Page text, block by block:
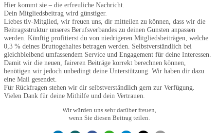
Hier kommt sie – die erfreuliche Nachricht.
Dein Mitgliedsbeitrag wird günstiger.
Liebes tlv-Mitglied, wir freuen uns, dir mitteilen zu können, dass wir die
Beitragsstruktur unseres Berufsverbandes zu deinen Gunsten anpassen
werden. Künftig profitierst du von niedrigeren Mitgliedsbeiträgen, welche
0,3 % deines Bruttogehaltes betragen werden. Selbstverständlich bei
gleichbleibend umfassendem Service und Engagement für deine Interessen.
Damit wir die neuen, faireren Beiträge korrekt berechnen können,
benötigen wir jedoch unbedingt deine Unterstützung. Wir haben dir dazu
eine Mail gesendet.
Für Rückfragen stehen wir dir selbstverständlich gern zur Verfügung.
Vielen Dank für deine Mithilfe und dein Vertrauen.
Wir würden uns sehr darüber freuen,
wenn Sie diesen Beitrag teilen.